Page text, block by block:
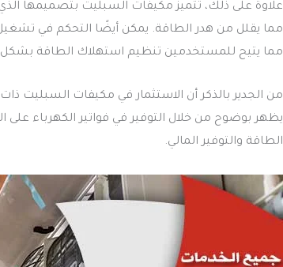
علاوةً على ذلك، تتميز مكيفات السبليت بتصميمها الذي
مما يقلل من هدر الطاقة. يمكن أيضًا التحكم في
مما يتيح للمستخدمين تنظيم استهلاك الطاقة بشكل
من الجدير بالذكر أن الاستثمار في مكيفات السبليت
يظهر بوضوح من خلال التوفير في فواتير الكهرباء
الطاقة والتوفير المالي.